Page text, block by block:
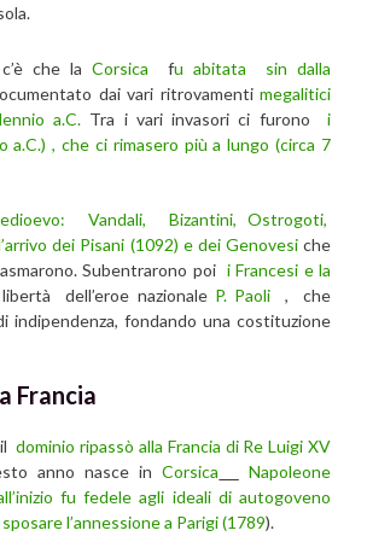
che la Corsica fu abitata sin dalla
dai vari ritrovamenti megalitici
a.C. Tra i vari invasori ci furono i
a.C.) , che ci rimasero più a lungo (circa 7
Vandali, Bizantini, Ostrogoti,
dei Pisani (1092) e dei Genovesiche
Subentrarono poi i Francesi e la
libertà dell’eroe nazionale P. Paoli, che
fondando una costituzione
Francia
ildominio ripassò alla Francia di Re Luigi XV
anno nasce inCorsica
Napoleone
fu fedele agli ideali di autogoveno
l’annessione a Parigi (1789).